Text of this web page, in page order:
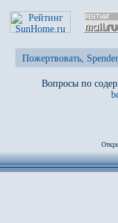
Пожертвовать,
Вопросы по